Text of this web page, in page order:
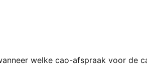
welke cao-afspraak voor de